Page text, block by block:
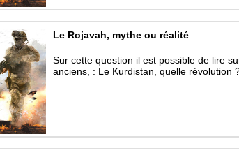
Le Rojavah, mythe ou réalité
Sur cette question il est possible de lire
anciens, : Le Kurdistan, quelle révolution